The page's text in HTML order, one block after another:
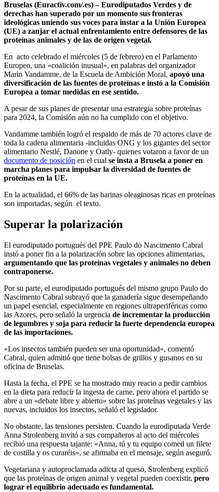
Bruselas (Euractiv.com/.es) – Eurodiputados Verdes y de
derechas han superado por un momento sus fronteras
ideológicas uniendo sus voces para instar a la Unión Europea
(UE) a zanjar el actual enfrentamiento entre defensores de las
proteínas animales y de las de origen vegetal.
En acto celebrado el miércoles (5 de febrero) en el Parlamento
Europeo, una «coalición inusual», en palabras del organizador
Marin Vandamme, de la Escuela de Ambición Moral, apoyó una
diversificación de las fuentes de proteínas e instó a la Comisión
Europea a tomar medidas en ese sentido.
A pesar de sus planes de presentar una estrategia sobre proteínas
para 2024, la Comisión aún no ha cumplido con el objetivo.
Vandamme también logró el respaldo de más de 70 actores clave de
toda la cadena alimentaria -incluidas ONG y los gigantes del sector
alimentario Nestlé, Danone y Oatly- quienes votaron a favor de un
documento de posición en el cual se insta a Brusela a poner en
marcha planes para impulsar la diversidad de fuentes de
proteínas en la UE.
En la actualidad, el 66% de las harinas oleaginosas ricas en proteínas
son importadas, según el texto.
Superar la polarización
El eurodiputado portugués del PPE Paulo do Nascimento Cabral
instó a poner fin a la polarización sobre las opciones alimentarias,
argumentando que las proteínas vegetales y animales no deben
contraponerse.
Por su parte, el eurodiputado portugués del mismo grupo Paulo do
Nascimento Cabral subrayó que la ganadería sigue desempeñando
un papel esencial, especialmente en regiones ultraperiféricas como
las Azores, pero señaló la urgencia de incrementar la producción
de legumbres y soja para reducir la fuerte dependencia europea
de las importaciones.
«Los insectos también pueden ser una oportunidad», comentó
Cabral, quien admitió que tiene bolsas de grillos y gusanos en su
oficina de Bruselas.
Hasta la fecha, el PPE se ha mostrado muy reacio a pedir cambios
en la dieta para reducir la ingesta de carne, pero ahora el partido se
abre a un «debate libre y abierto» sobre las proteínas vegetales y las
nuevas, incluidos los insectos, señaló el legislador.
No obstante, las tensiones persisten. Cuando la eurodiputada Verde
Anna Strolenberg invitó a sus compañeros al acto del miércoles
recibió una respuesta tajante: «Anna, tú y tu equipo comed un filete
de costilla y os curaréis», se afirmaba en el mensaje, según aseguró.
Vegetariana y autoproclamada adicta al queso, Strolenberg explicó
que las proteínas de origen animal y vegetal pueden coexistir, pero
lograr el equilibrio adecuado es fundamental.